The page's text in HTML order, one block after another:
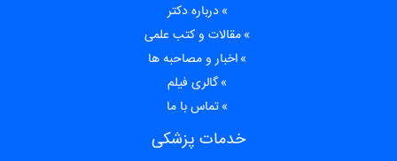
درباره دکتر
مقالات و کتب علمی
اخبار و مصاحبه ها
گالری فیلم
تماس با ما
خدمات پزشکی